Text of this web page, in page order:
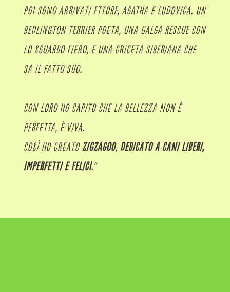
Poi sono arrivati Ettore, Agatha e Ludovica. Un
bedlington terrier poeta, una galga rescue con
lo sguardo fiero, e una criceta siberiana che
sa il fatto suo.
Con loro ho capito che la bellezza non è
perfetta, è viva.
Così ho creatoZigzagoo, dedicato a cani liberi,
imperfetti e felici."